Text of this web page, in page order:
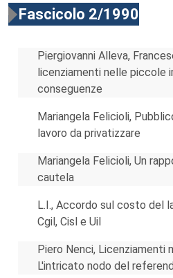
Fascicolo 2/1990
Piergiovanni Alleva,
licenziamenti nelle piccole
conseguenze
Mariangela Felicioli,
lavoro da privatizzare
Mariangela Felicioli, Un
cautela
L.I., Accordo sul costo del
Cgil, Cisl e Uil
Piero Nenci, Licenziamenti
L'intricato nodo del